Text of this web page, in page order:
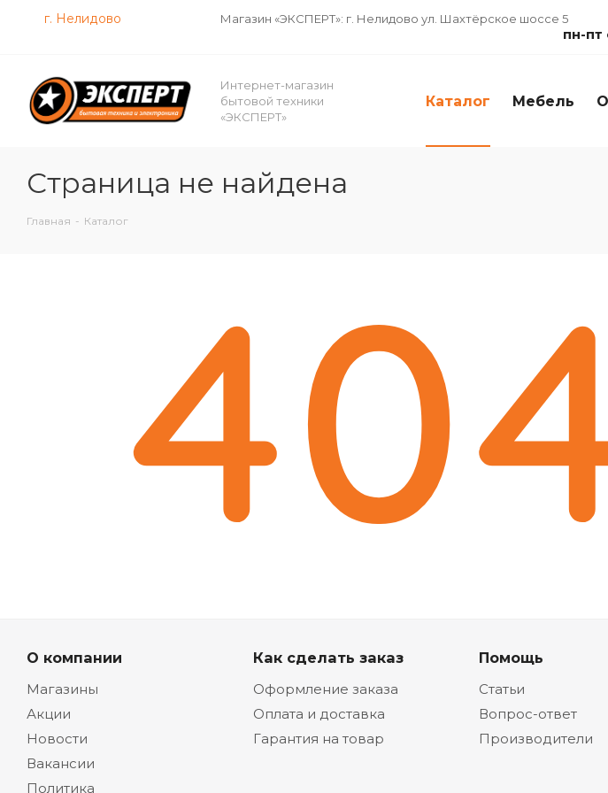
г. Нелидово Магазин «ЭКСПЕРТ»: г. Нелидово ул. Шахтёрское шоссе 5
пн-пт
Интернет-магазин
бытовой техники
«ЭКСПЕРТ»
Каталог Мебель
Страница не найдена
Главная - Каталог
О компании
Магазины
Акции
Новости
Вакансии
Политика
Как сделать заказ
Оформление заказа
Оплата и доставка
Гарантия на товар
Помощь
Статьи
Вопрос-ответ
Производители